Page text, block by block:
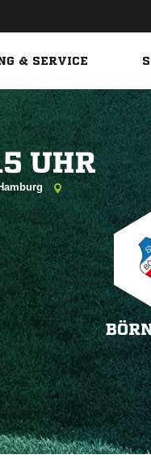
& SERVICE
